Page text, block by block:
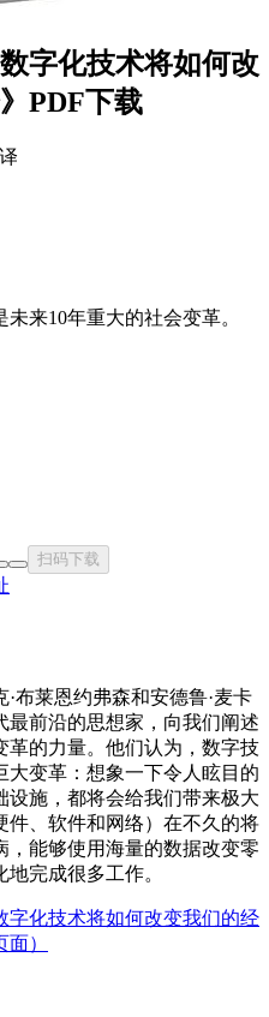
字化技术将如何改
PDF下载
译
来10年重大的社会变革。
扫码下载
·布莱恩约弗森和安德鲁·麦卡
前沿的思想家，向我们阐述
革的力量。他们认为，数字技
变革：想象一下令人眩目的
施，都将会给我们带来极大
件、软件和网络）在不久的将
能够使用海量的数据改变零
完成很多工作。
字化技术将如何改变我们的经
）